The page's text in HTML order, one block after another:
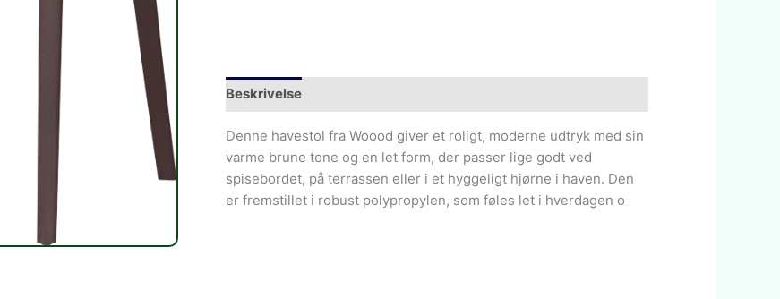
Beskrivelse
Denne havestol fra Woood giver et roligt, moderne udtryk med sin
varme brune tone og en let form, der passer lige godt ved
spisebordet, på terrassen eller i et hyggeligt hjørne i haven. Den
er fremstillet i robust polypropylen, som føles let i hverdagen o